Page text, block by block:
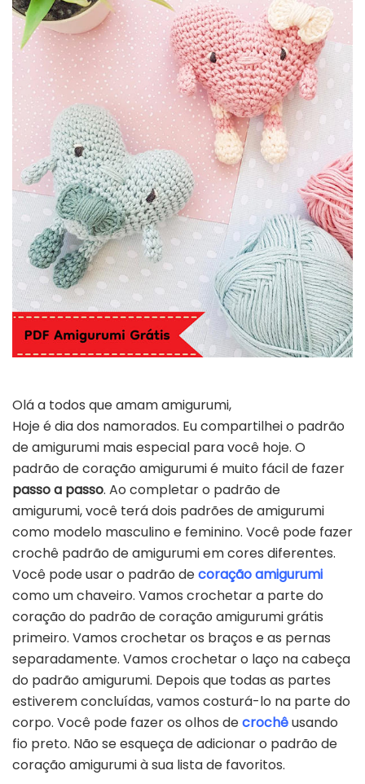
Olá a todos que amam amigurumi,
Hoje é dia dos namorados. Eu compartilhei o padrão
de amigurumi mais especial para você hoje. O
padrão de coração amigurumi é muito fácil de fazer
passo a passo. Ao completar o padrão de
amigurumi, você terá dois padrões de amigurumi
como modelo masculino e feminino. Você pode fazer
crochê padrão de amigurumi em cores diferentes.
Você pode usar o padrão decoração amigurumi
como um chaveiro. Vamos crochetar a parte do
coração do padrão de coração amigurumi grátis
primeiro. Vamos crochetar os braços e as pernas
separadamente. Vamos crochetar o laço na cabeça
do padrão amigurumi. Depois que todas as partes
estiverem concluídas, vamos costurá-lo na parte do
corpo. Você pode fazer os olhos decrochêusando
fio preto. Não se esqueça de adicionar o padrão de
coração amigurumi à sua lista de favoritos.